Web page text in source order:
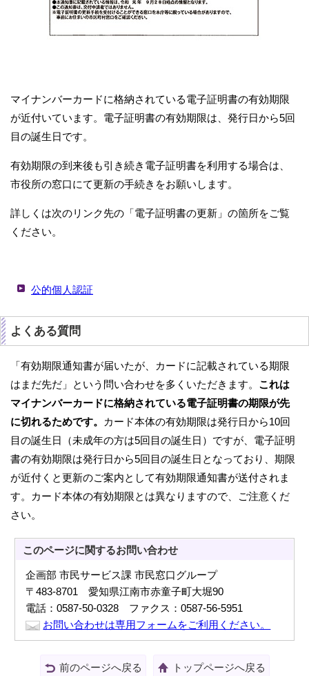
マイナンバーカードに格納されている電子証明書の有効期限
が近付いています。電子証明書の有効期限は、発行日から5回
目の誕生日です。
有効期限の到来後も引き続き電子証明書を利用する場合は、
市役所の窓口にて更新の手続きをお願いします。
詳しくは次のリンク先の「電子証明書の更新」の箇所をご覧
ください。
公的個人認証
よくある質問
「有効期限通知書が届いたが、カードに記載されている期限
はまだ先だ」という問い合わせを多くいただきます。 これは
マイナンバーカードに格納されている電子証明書の期限が先
に切れるためです。
カード本体の有効期限は発行日から10回
目の誕生日（未成年の方は5回目の誕生日）ですが、電子証明
書の有効期限は発行日から5回目の誕生日となっており、期限
が近付くと更新のご案内として有効期限通知書が送付されま
す。カード本体の有効期限とは異なりますので、ご注意くだ
さい。
このページに関するお問い合わせ
企画部 市民サービス課 市民窓口グループ
〒483-8701 愛知県江南市赤童子町大堀90
電話：0587-50-0328 ファクス：0587-56-5951
お問い合わせは専用フォームをご利用ください。
前のページへ戻る トップページへ戻る